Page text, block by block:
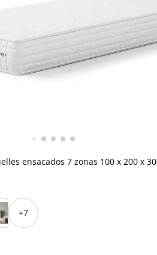
ensacados 7 zonas 100 x 200 x 30
+7